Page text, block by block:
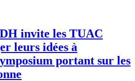
invite les TUAC
leurs idées à
portant sur les